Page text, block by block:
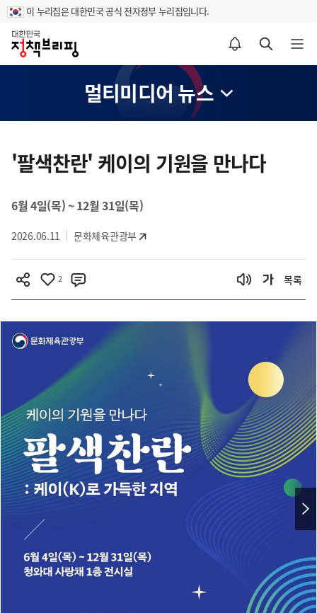
이 누리집은 대한민국 공식 전자정부 누리집입니다.
홈
알림설정 바로가기 검색 바로가기 메뉴 열기
멀티미디어 뉴스
텐
역
'팔색찬란' 케이의 기원을 만나다
6월 4일(목) ~ 12월 31일(목)
2026.06.11 문화체육관광부
2 목록